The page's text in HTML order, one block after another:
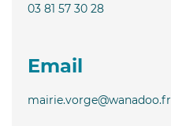
03 81 57 30 28
Email
mairie.vorge@wanadoo.fr